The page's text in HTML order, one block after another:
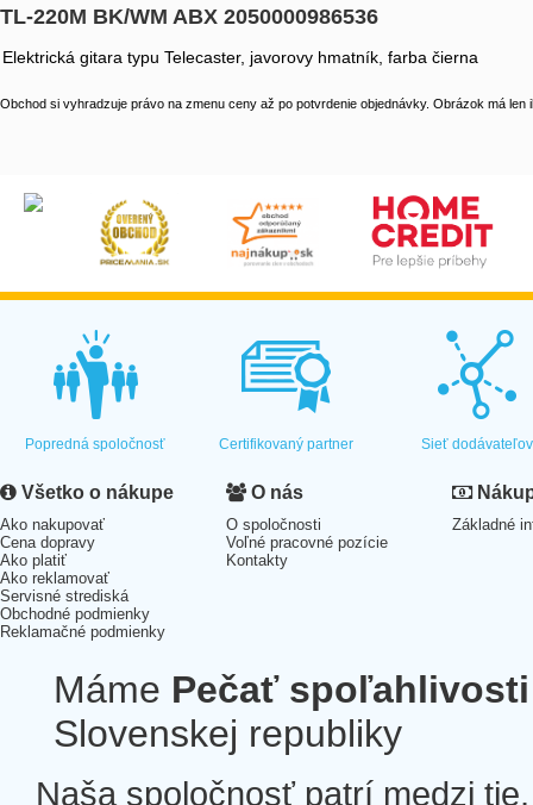
TL-220M BK/WM ABX 2050000986536
Elektrická gitara typu Telecaster, javorovy hmatník, farba čierna
Obchod si vyhradzuje právo na zmenu ceny až po potvrdenie objednávky. Obrázok má len
Popredná spoločnosť Certifikovaný partner Sieť dodávateľov
Všetko o nákupe
Ako nakupovať
Cena dopravy
Ako platiť
Ako reklamovať
Servisné strediská
Obchodné podmienky
Reklamačné podmienky
O nás
O spoločnosti
Voľné pracovné pozície
Kontakty
Základné
Máme Pečať spoľahlivosti
Slovenskej republiky
Naša spoločnosť patrí medzi